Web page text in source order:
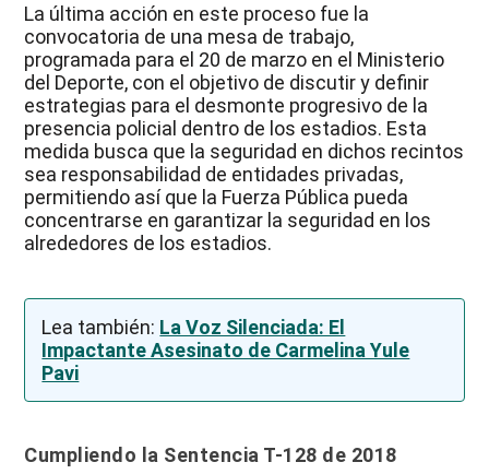
La última acción en este proceso fue la
convocatoria de una mesa de trabajo,
programada para el 20 de marzo en el Ministerio
del Deporte, con el objetivo de discutir y definir
estrategias para el desmonte progresivo de la
presencia policial dentro de los estadios. Esta
medida busca que la seguridad en dichos recintos
sea responsabilidad de entidades privadas,
permitiendo así que la Fuerza Pública pueda
concentrarse en garantizar la seguridad en los
alrededores de los estadios.
Lea también: La Voz Silenciada: El
Impactante Asesinato de Carmelina Yule
Pavi
Cumpliendo la Sentencia T-128 de 2018